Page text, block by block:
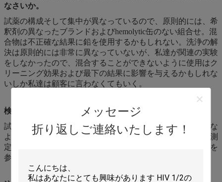
メッセージ
折り返しご連絡いたします！
なさいか。
試薬の構成そして集中が異なっているので、原則的には、希
釈剤の異なったブランドおよびhemolytic缶のない組合せ。混
合物は不正確な結果に鉛を使用するかもしれない。洗浄の解
決は原則的には非常に異なっていないが、私達が関連の実験
をしなかったので、混合することができないように使用はク
リーニング効果および最下の結果に影響を与えるかもしれな
いしか私達は顧客に言わなくてもいく。
検出方法の限定
試薬の温度が指定範囲からあれば、標本の測定変数は異常な
ようであるかもしれない。この条件で、顕微鏡検査方法の測
定変数を確認しなさい。細部については器械の操作解説書を
参照しなさい。